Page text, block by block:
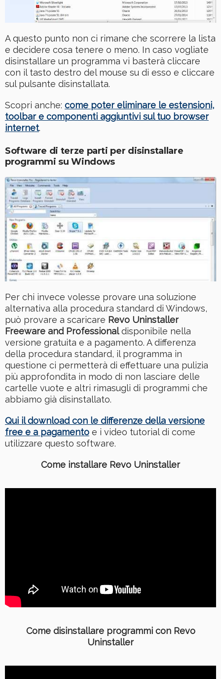
A questo punto non ci rimane che scorrere la lista
e decidere cosa tenere o meno. In caso vogliate
disinstallare un programma vi basterà cliccare
con il tasto destro del mouse su di esso e cliccare
sul pulsante disinstallata.
Scopri anche: come poter eliminare le estensioni,
toolbar e componenti aggiuntivi sul tuo browser
internet.
Software di terze parti per disinstallare
programmi su Windows
Per chi invece volesse provare una soluzione
alternativa alla procedura standard di Windows,
può provare a scaricare Revo Uninstaller
Freeware and Professionaldisponibile nella
versione gratuita e a pagamento. A differenza
della procedura standard, il programma in
questione ci permetterà di effettuare una pulizia
più approfondita in modo di non lasciare delle
cartelle vuote e altri rimasugli di programmi che
abbiamo già disinstallato.
Qui il download con le differenze della versione
free e a pagamento e i video tutorial di come
utilizzare questo software.
Come installare Revo Uninstaller
Come disinstallare programmi con Revo
Uninstaller